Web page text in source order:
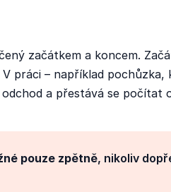
začátkem a koncem.
práci – například pochůzka,
a přestává se počítat
pouze zpětně, nikoliv